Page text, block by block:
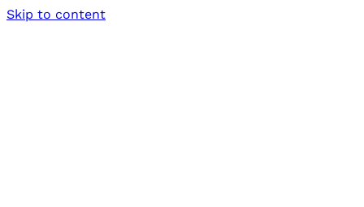
Skip to content